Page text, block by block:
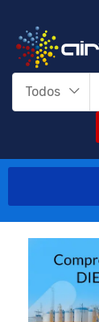
Todos